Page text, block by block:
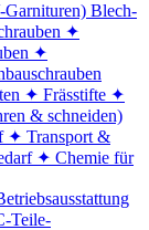
Blech-
✦
✦
✦ Frässtifte ✦
& schneiden)
✦ Transport &
✦ Chemie für
Teile-